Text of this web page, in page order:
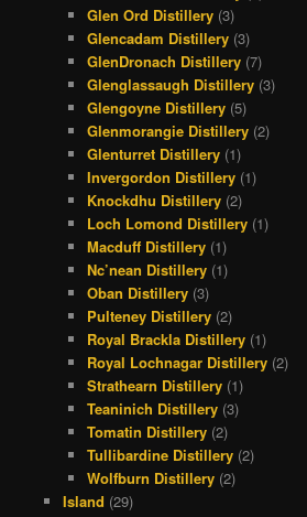
Glen Ord Distillery (3)
Glencadam Distillery (3)
GlenDronach Distillery (7)
Glenglassaugh Distillery (3)
Glengoyne Distillery (5)
Glenmorangie Distillery (2)
Glenturret Distillery (1)
Invergordon Distillery (1)
Knockdhu Distillery (2)
Loch Lomond Distillery (1)
Macduff Distillery (1)
Nc’nean Distillery (1)
Oban Distillery (3)
Pulteney Distillery (2)
Royal Brackla Distillery (1)
Royal Lochnagar Distillery (2)
Strathearn Distillery (1)
Teaninich Distillery (3)
Tomatin Distillery (2)
Tullibardine Distillery (2)
Wolfburn Distillery (2)
Island (29)